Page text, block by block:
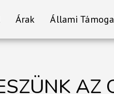
Árak Állami
AZ